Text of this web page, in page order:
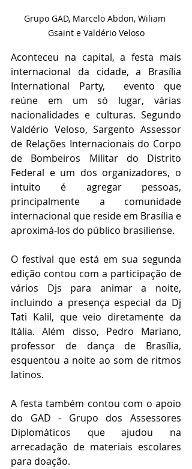
Grupo GAD, Marcelo Abdon, Wiliam
Gsaint e Valdério Veloso
Aconteceu na capital, a festa mais
internacional da cidade, a Brasília
International Party,  evento que
reúne em um só lugar, várias
nacionalidades e culturas. Segundo
Valdério Veloso, Sargento Assessor
de Relações Internacionais do Corpo
de Bombeiros Militar do Distrito
Federal e um dos organizadores, o
intuito é agregar pessoas,
principalmente a comunidade
internacional que reside em Brasília e
aproximá-los do público brasiliense.
O festival que está em sua segunda
edição contou com a participação de
vários Djs para animar a noite,
incluindo a presença especial da Dj
Tati Kalil, que veio diretamente da
Itália. Além disso, Pedro Mariano,
professor de dança de Brasília,
esquentou a noite ao som de ritmos
latinos.
A festa também contou com o apoio
do GAD - Grupo dos Assessores
Diplomáticos que ajudou na
arrecadação de materiais escolares
para doação.